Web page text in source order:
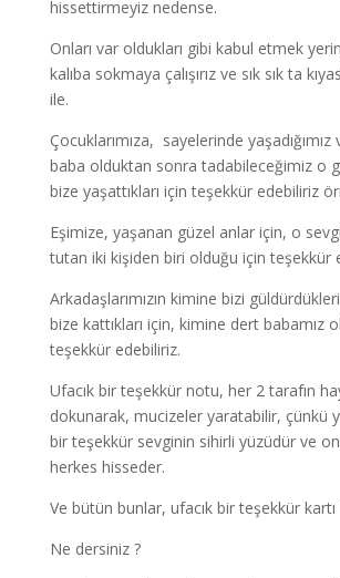
hissettirmeyiz nedense.
Onları var oldukları gibi kabul etmek
kalıba sokmaya çalışırız ve sık sık ta
ile.
Çocuklarımıza, sayelerinde
baba olduktan sonra tadabileceğimiz o
bize yaşattıkları için teşekkür edebiliriz
Eşimize, yaşanan güzel anlar için, o
tutan iki kişiden biri olduğu için teşekkür
Arkadaşlarımızın kimine bizi
bize kattıkları için, kimine dert babamız
teşekkür edebiliriz.
Ufacık bir teşekkür notu, her 2 tarafın
dokunarak, mucizeler yaratabilir, çünkü
bir teşekkür sevginin sihirli yüzüdür ve
herkes hisseder.
Ve bütün bunlar, ufacık bir teşekkür
Ne dersiniz ?